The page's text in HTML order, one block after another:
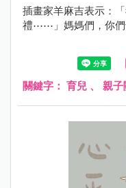
插畫家羊麻吉表示：
禮⋯⋯」媽媽們，你們
關鍵字： 育兒 、 親子